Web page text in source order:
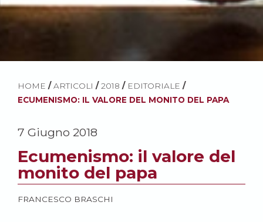
HOME / ARTICOLI / 2018 / EDITORIALE /
ECUMENISMO: IL VALORE DEL MONITO DEL PAPA
7 Giugno 2018
Ecumenismo: il valore del
monito del papa
FRANCESCO BRASCHI